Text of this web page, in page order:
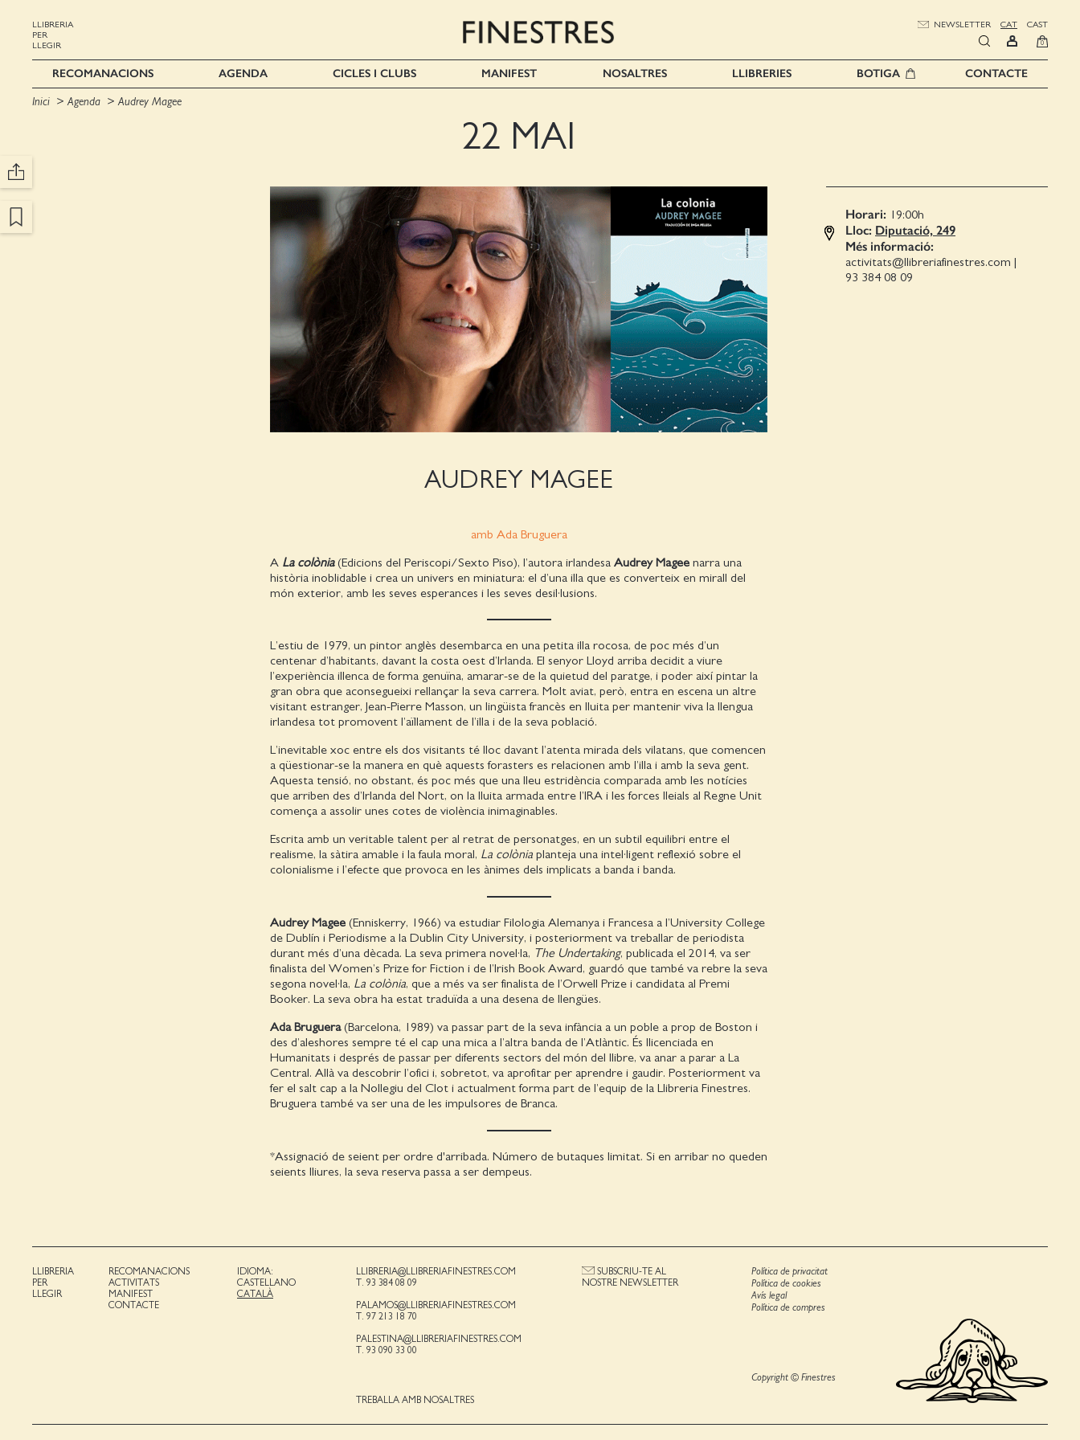
LLIBRERIA
PER
LLEGIR
NEWSLETTER CAT CAST
0
RECOMANACIONS AGENDA CICLES I CLUBS MANIFEST NOSALTRES LLIBRERIES BOTIGA CONTACTE
Inici Agenda Audrey Magee
22 MAI
AUDREY MAGEE
amb Ada Bruguera
A La colònia(Edicions del Periscopi/Sexto Piso), l’autora irlandesa Audrey Mageenarra una
història inoblidable i crea un univers en miniatura: el d’una illa que es converteix en mirall del
món exterior, amb les seves esperances i les seves desil·lusions.
L’estiu de 1979, un pintor anglès desembarca en una petita illa rocosa, de poc més d’un
centenar d’habitants, davant la costa oest d’Irlanda. El senyor Lloyd arriba decidit a viure
l’experiència illenca de forma genuïna, amarar-se de la quietud del paratge, i poder així pintar la
gran obra que aconsegueixi rellançar la seva carrera. Molt aviat, però, entra en escena un altre
visitant estranger, Jean-Pierre Masson, un lingüista francès en lluita per mantenir viva la llengua
irlandesa tot promovent l’aïllament de l’illa i de la seva població.
L’inevitable xoc entre els dos visitants té lloc davant l’atenta mirada dels vilatans, que comencen
a qüestionar-se la manera en què aquests forasters es relacionen amb l’illa i amb la seva gent.
Aquesta tensió, no obstant, és poc més que una lleu estridència comparada amb les notícies
que arriben des d’Irlanda del Nort, on la lluita armada entre l’IRA i les forces lleials al Regne Unit
comença a assolir unes cotes de violència inimaginables.
Escrita amb un veritable talent per al retrat de personatges, en un subtil equilibri entre el
realisme, la sàtira amable i la faula moral, La colòniaplanteja una intel·ligent reflexió sobre el
colonialisme i l’efecte que provoca en les ànimes dels implicats a banda i banda.
Audrey Magee(Enniskerry, 1966) va estudiar Filologia Alemanya i Francesa a l’University College
de Dublín i Periodisme a la Dublin City University, i posteriorment va treballar de periodista
durant més d’una dècada. La seva primera novel·la, The Undertaking, publicada el 2014, va ser
finalista del Women’s Prize for Fiction i de l’Irish Book Award, guardó que també va rebre la seva
segona novel·la, La colònia, que a més va ser finalista de l’Orwell Prize i candidata al Premi
Booker. La seva obra ha estat traduïda a una desena de llengües.
Ada Bruguera(Barcelona, 1989) va passar part de la seva infància a un poble a prop de Boston i
des d’aleshores sempre té el cap una mica a l’altra banda de l’Atlàntic. És llicenciada en
Humanitats i després de passar per diferents sectors del món del llibre, va anar a parar a La
Central. Allà va descobrir l’ofici i, sobretot, va aprofitar per aprendre i gaudir. Posteriorment va
fer el salt cap a la Nollegiu del Clot i actualment forma part de l’equip de la Llibreria Finestres.
Bruguera també va ser una de les impulsores de Branca.
*Assignació de seient per ordre d'arribada. Número de butaques limitat. Si en arribar no queden
seients lliures, la seva reserva passa a ser dempeus.
Horari: 19:00h
Lloc: Diputació, 249
Més informació:
activitats@llibreriafinestres.com |
93 384 08 09
LLIBRERIA
PER
LLEGIR
RECOMANACIONS
ACTIVITATS
MANIFEST
CONTACTE
IDIOMA:
CASTELLANO
CATALÀ
LLIBRERIA@LLIBRERIAFINESTRES.COM
T. 93 384 08 09
PALAMOS@LLIBRERIAFINESTRES.COM
T. 97 213 18 70
PALESTINA@LLIBRERIAFINESTRES.COM
T. 93 090 33 00
TREBALLA AMB NOSALTRES
SUBSCRIU-TE AL
NOSTRE NEWSLETTER
Política de privacitat
Política de cookies
Avís legal
Política de compres
Copyright © Finestres